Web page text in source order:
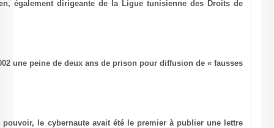
juillet dernier, a ajouté Mme Belhassen, également dirigeante de
Yahyaoui, 35 ans, purge depuis juin 2002 une peine de deux ans de
Sur son site très critique à l’égard du pouvoir, le cybernaute avait